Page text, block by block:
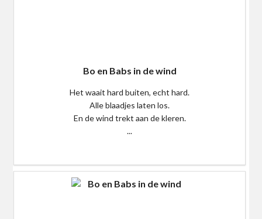
Bo en Babs in de wind
Het waait hard buiten, echt hard.
Alle blaadjes laten los.
En de wind trekt aan de kleren.
...